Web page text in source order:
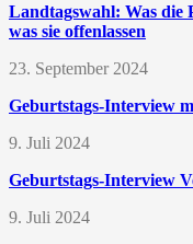
Landtagswahl: Was die
was sie offenlassen
23. September 2024
Geburtstags-Interview
9. Juli 2024
Geburtstags-Interview
9. Juli 2024